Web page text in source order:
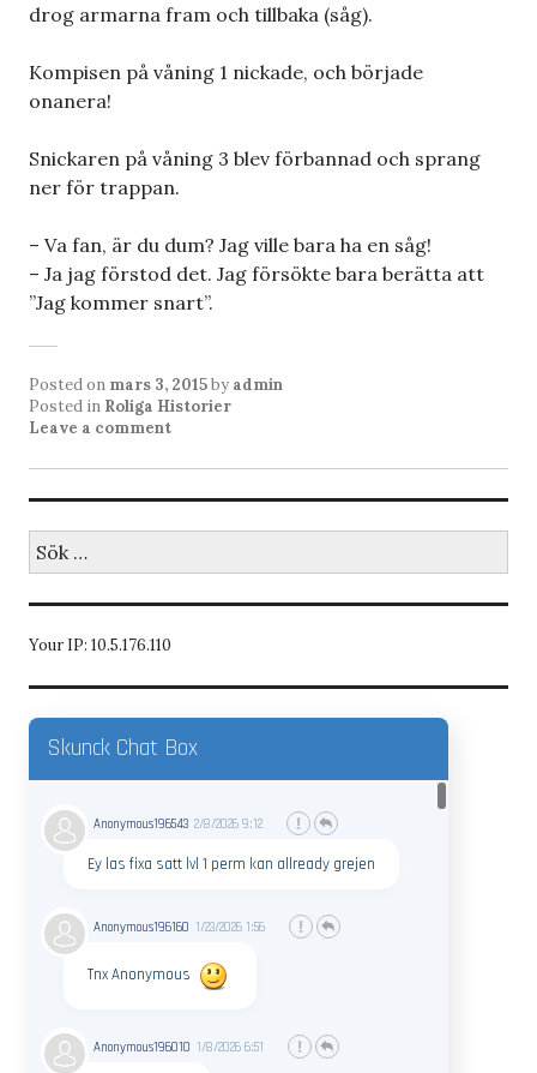
drog armarna fram och tillbaka (såg).
Kompisen på våning 1 nickade, och började
onanera!
Snickaren på våning 3 blev förbannad och sprang
ner för trappan.
– Va fan, är du dum? Jag ville bara ha en såg!
– Ja jag förstod det. Jag försökte bara berätta att
”Jag kommer snart”.
Posted on mars 3, 2015by admin
Posted in Roliga Historier
Leave a comment
efter:
Your IP: 10.5.176.110
Skunck Chat Box
Anonymous196543 2/8/2026 9:12
Ey las fixa satt lvl 1 perm kan allready grejen
Anonymous196160 1/23/2026 1:56
Tnx Anonymous
Anonymous196010 1/8/2026 6:51